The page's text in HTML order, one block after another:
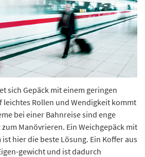
sich Gepäck mit einem geringen
leichtes Rollen und Wendigkeit kommt
bei einer Bahnreise sind enge
Manövrieren. Ein Weichgepäck mit
hier die beste Lösung. Ein Koffer aus
gewicht und ist dadurch